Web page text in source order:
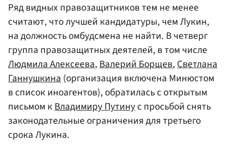
Ряд видных правозащитников тем не менее
считают, что лучшей кандидатуры, чем Лукин,
на должность омбудсмена не найти. В четверг
группа правозащитных деятелей, в том числе
Людмила Алексеева,Валерий Борщев,Светлана
Ганнушкина(организация включена Минюстом
в список иноагентов), обратилась с открытым
письмом кВладимиру Путинус просьбой снять
законодательные ограничения для третьего
срока Лукина.